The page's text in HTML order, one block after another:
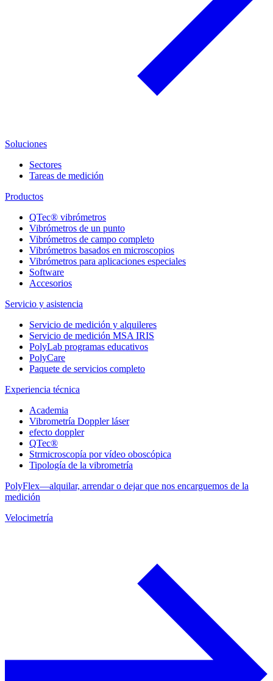
Soluciones
Sectores
Tareas de medición
Productos
QTec® vibrómetros
Vibrómetros de un punto
Vibrómetros de campo completo
Vibrómetros basados en microscopios
Vibrómetros para aplicaciones especiales
Software
Accesorios
Servicio y asistencia
Servicio de medición y alquileres
Servicio de medición MSA IRIS
PolyLab programas educativos
PolyCare
Paquete de servicios completo
Experiencia técnica
Academia
Vibrometría Doppler láser
efecto doppler
QTec®
Strmicroscopía por vídeo oboscópica
Tipología de la vibrometría
PolyFlex—alquilar, arrendar o dejar que nos encarguemos de la
medición
Velocimetría